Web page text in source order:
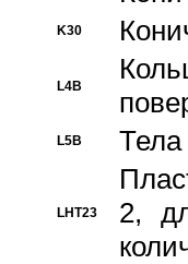
K30
L4B
L5B
LHT23
2,